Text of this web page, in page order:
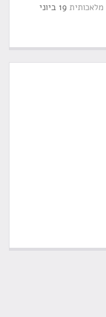
19 ביוני